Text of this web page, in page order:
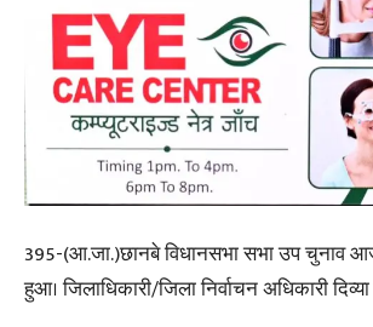
395-(आ.जा.)छानबे विधानसभा सभा उप चुनाव
हुआ। जिलाधिकारी/जिला निर्वाचन अधिकारी